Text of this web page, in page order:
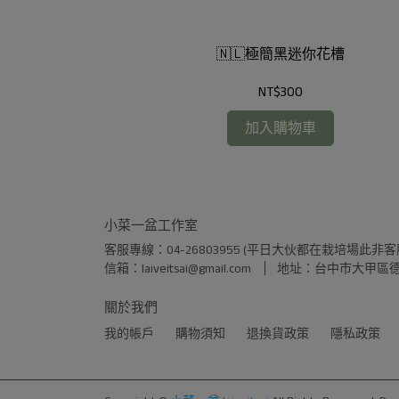
🇳🇱極簡黑迷你花槽
NT$300
加入購物車
小菜一盆工作室
客服專線：04-26803955 (平日大伙都在栽培場此非
信箱：laiveitsai@gmail.com
地址：台中市大甲區
關於我們
我的帳戶 購物須知 退換貨政策 隱私政策